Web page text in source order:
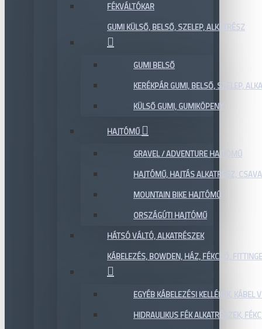
FÉKVÁLTÓKAR
GUMI KÜLSŐ, BELSŐ, SZELEP, ALKATRÉSZ
GUMI BELSŐ
KERÉKPÁR GUMI, BELSŐ, SZELEP,
KÜLSŐ GUMI, GUMIKÖPENY
HAJTÓMŰ
GRAVEL / ADVENTURE HAJTÓMŰ
HAJTÓMŰ, HAJTÁS ALKATRÉSZ,
MOUNTAIN BIKE HAJTÓMŰ
ORSZÁGÚTI HAJTÓMŰ
HÁTSÓ VÁLTÓ, ALKATRÉSZEK
KÁBELEZÉS, BOWDEN, HÁZ, FÉKCSŐ,
EGYÉB KÁBELEZÉSI KELLÉKEK,
HIDRAULIKUS FÉK ALKATRÉSZEK,